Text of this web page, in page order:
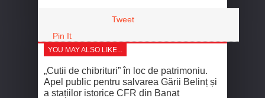
Tweet
Pin It
YOU MAY ALSO LIKE...
„Cutii de chibrituri” în loc de patrimoniu.
Apel public pentru salvarea Gării Belinț și
a stațiilor istorice CFR din Banat